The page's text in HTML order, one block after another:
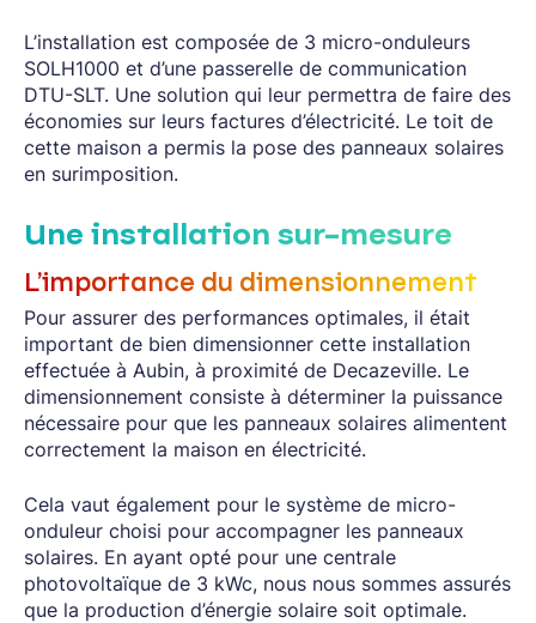
L’installation est composée de 3 micro-onduleurs
SOLH1000 et d’une passerelle de communication
DTU-SLT. Une solution qui leur permettra de faire des
économies sur leurs factures d’électricité. Le toit de
cette maison a permis la pose des panneaux solaires
en surimposition.
Une installation sur-mesure
L’importance du dimensionnement
Pour assurer des performances optimales, il était
important de bien dimensionner cette installation
effectuée à Aubin, à proximité de Decazeville. Le
dimensionnement consiste à déterminer la puissance
nécessaire pour que les panneaux solaires alimentent
correctement la maison en électricité.
Cela vaut également pour le système de micro-
onduleur choisi pour accompagner les panneaux
solaires. En ayant opté pour une centrale
photovoltaïque de 3 kWc, nous nous sommes assurés
que la production d’énergie solaire soit optimale.